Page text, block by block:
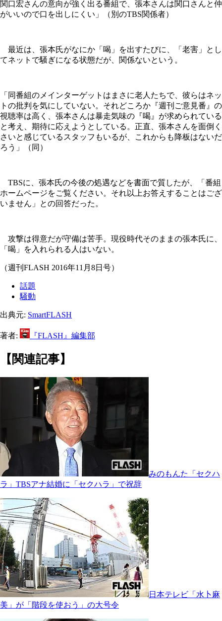
関口宏さんの意向が強く出る番組で、張本さんは関口さんと仲
がいいので口を出しにくい」（別のTBS関係者）
最近は、張本氏がなにか「喝」を出すたびに、「老害」とし
てネットで騒ぎになる状態だが、関係ないという。
「同番組のメインターゲットはまさに老人たちで、彼らはネッ
トの批判を気にしていない。それどころか『週刊ご意見番』の
視聴率は高く、張本さんは暴走気味の『喝』が求められている
と考え、期待に応えようとしている。正直、張本さんを面倒く
さいと感じているスタッフもいるが、これからも降板はないだ
ろう」（同）
TBSに、張本氏の今後の処遇などを書面で質したが、「番組
ホームページをご覧ください。それ以上お答えすることはござ
いません」との回答だった。
攻撃は得意だが守備は苦手。現役時代そのままの張本氏に、
「喝」を入れられる人はいない。
（週刊FLASH 2016年11月8日号）
話題
騒動
出典元: SmartFLASH
著者: 『FLASH』編集部
【関連記事】
みのもんた「セクハ
ラ」TBSアナ結婚に「セクハラ」で祝辞
日本テレビ「水卜麻
美」が「階段を使おう」の大号令